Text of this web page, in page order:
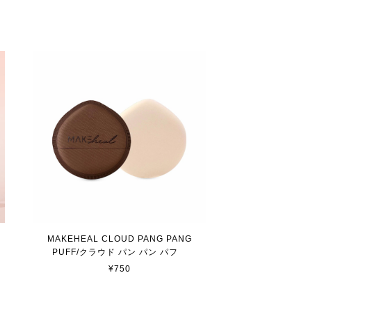
MAKEHEAL CLOUD PANG PANG
PUFF/クラウド パン パン パフ
¥750